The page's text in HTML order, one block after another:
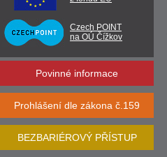
Czech POINT
na OÚ Čížkov
Povinné informace
Prohlášení dle zákona č.159
BEZBARIÉROVÝ PŘÍSTUP